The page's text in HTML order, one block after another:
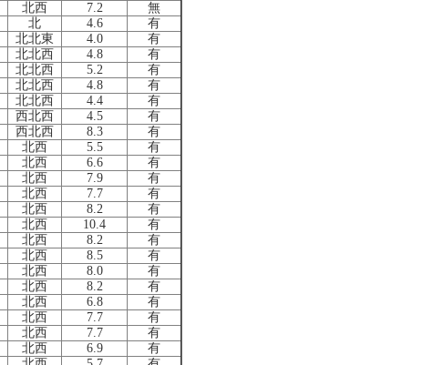
北西 7.2
無
北 4.6
有
北北東 4.0
有
北北西 4.8
有
北北西 5.2
有
北北西 4.8
有
北北西 4.4
有
西北西 4.5
有
西北西 8.3
有
北西 5.5
有
北西 6.6
有
北西 7.9
有
北西 7.7
有
北西 8.2
有
北西 10.4
有
北西 8.2
有
北西 8.5
有
北西 8.0
有
北西 8.2
有
北西 6.8
有
北西 7.7
有
北西 7.7
有
北西 6.9
有